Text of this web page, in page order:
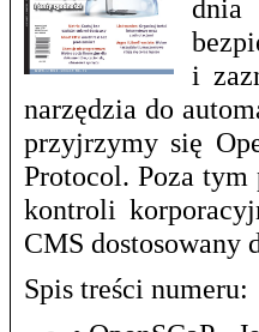
dnia
i
narzędzia do
przyjrzymy się
Protocol. Poza
kontroli
CMS dostosowany
Spis treści numeru: